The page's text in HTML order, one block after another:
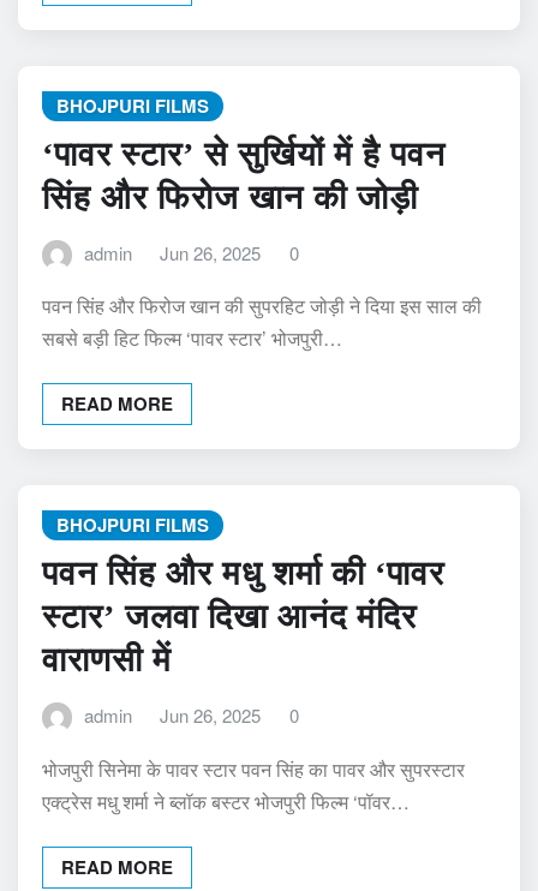
BHOJPURI FILMS
‘पावर स्टार’ से सुर्खियों में है पवन
सिंह और फिरोज खान की जोड़ी
admin Jun 26, 2025 0
पवन सिंह और फिरोज खान की सुपरहिट जोड़ी ने दिया इस साल की
सबसे बड़ी हिट फिल्म ‘पावर स्टार’ भोजपुरी…
READ MORE
BHOJPURI FILMS
पवन सिंह और मधु शर्मा की ‘पावर
स्टार’ जलवा दिखा आनंद मंदिर
वाराणसी में
admin Jun 26, 2025 0
भोजपुरी सिनेमा के पावर स्टार पवन सिंह का पावर और सुपरस्टार
एक्ट्रेस मधु शर्मा ने ब्लॉक बस्टर भोजपुरी फिल्म ‘पॉवर…
READ MORE